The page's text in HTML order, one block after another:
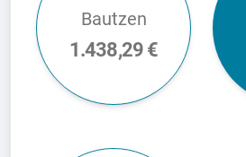
Bautzen
1.438,29 €